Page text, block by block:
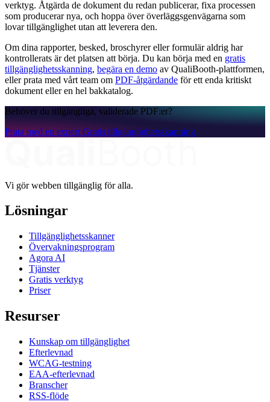
verktyg. Åtgärda de dokument du redan publicerar, fixa processen
som producerar nya, och hoppa över överläggsgenvägarna som
lovar tillgänglighet utan att leverera den.
Om dina rapporter, besked, broschyrer eller formulär aldrig har
kontrollerats är det platsen att börja. Du kan börja med en gratis
tillgänglighetsskanning, begära en demo av QualiBooth-plattformen,
eller prata med vårt team om PDF-åtgärdande för ett enda kritiskt
dokument eller en hel bakkatalog.
Behöver du tillgängliga, validerade PDF:er?
Prata med en expert Gratis tillgänglighetsskanning
Vi gör webben tillgänglig för alla.
Lösningar
Tillgänglighetsskanner
Övervakningsprogram
Agora AI
Tjänster
Gratis verktyg
Priser
Resurser
Kunskap om tillgänglighet
Efterlevnad
WCAG-testning
EAA-efterlevnad
Branscher
RSS-flöde